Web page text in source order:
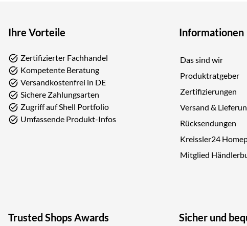
Ihre Vorteile
Zertifizierter Fachhandel
Kompetente Beratung
Versandkostenfrei in DE
Sichere Zahlungsarten
Zugriff auf Shell Portfolio
Umfassende Produkt-Infos
Informationen
Das sind wir
Produktratgeber
Zertifizierungen
Versand &
Rücksendungen
Kreissler24
Mitglied
Trusted Shops Awards Sicher und